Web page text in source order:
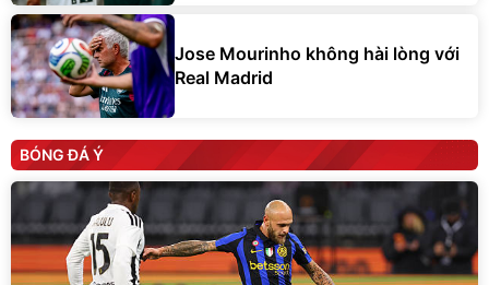
Jose Mourinho không hài lòng với
Real Madrid
BÓNG ĐÁ Ý